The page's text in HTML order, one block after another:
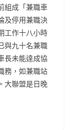
組成「兼職車
及停用兼職決
工作十八小時
與九十名兼職
長未能達成協
務，如兼職站
大聯盟是日晚